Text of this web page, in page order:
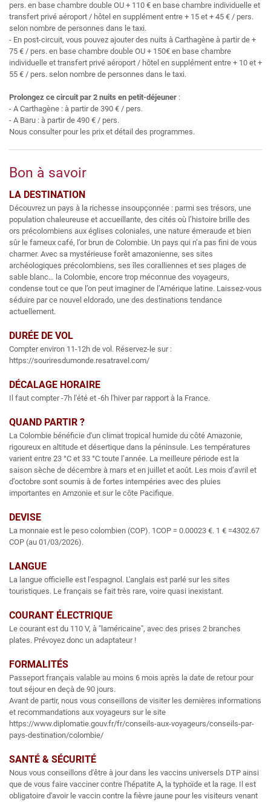
pers. en base chambre double OU + 110 € en base chambre individuelle et
transfert privé aéroport / hôtel en supplément entre + 15 et + 45 € / pers.
selon nombre de personnes dans le taxi.
- En post-circuit, vous pouvez ajouter des nuits à Carthagène à partir de +
75 € / pers. en base chambre double OU + 150€ en base chambre
individuelle et transfert privé aéroport / hôtel en supplément entre + 10 et +
55 € / pers. selon nombre de personnes dans le taxi.
Prolongez ce circuit par 2 nuits en petit-déjeuner :
- A Carthagène : à partir de 390 € / pers.
- A Baru : à partir de 490 € / pers.
Nous consulter pour les prix et détail des programmes.
Bon à savoir
LA DESTINATION
Découvrez un pays à la richesse insoupçonnée : parmi ses trésors, une
population chaleureuse et accueillante, des cités où l’histoire brille des
ors précolombiens aux églises coloniales, une nature émeraude et bien
sûr le fameux café, l’or brun de Colombie. Un pays qui n’a pas fini de vous
charmer. Avec sa mystérieuse forêt amazonienne, ses sites
archéologiques précolombiens, ses îles coralliennes et ses plages de
sable blanc… la Colombie, encore trop méconnue des voyageurs,
condense tout ce que l’on peut imaginer de l’Amérique latine. Laissez-vous
séduire par ce nouvel eldorado, une des destinations tendance
actuellement.
DURÉE DE VOL
Compter environ 11-12h de vol. Réservez-le sur :
https://souriresdumonde.resatravel.com/
DÉCALAGE HORAIRE
Il faut compter -7h l'été et -6h l'hiver par rapport à la France.
QUAND PARTIR ?
La Colombie bénéficie d'un climat tropical humide du côté Amazonie,
rigoureux en altitude et désertique dans la péninsule. Les températures
varient entre 23 °C et 33 °C toute l’année. La meilleure période est la
saison sèche de décembre à mars et en juillet et août. Les mois d’avril et
d’octobre sont soumis à de fortes intempéries avec des pluies
importantes en Amzonie et sur le côte Pacifique.
DEVISE
La monnaie est le peso colombien (COP). 1COP = 0.00023 €. 1 € =4302.67
COP (au 01/03/2026).
LANGUE
La langue officielle est l'espagnol. L'anglais est parlé sur les sites
touristiques. Le français se fait très rare, voire quasi inexistant.
COURANT ÉLECTRIQUE
Le courant est du 110 V, à "laméricaine", avec des prises 2 branches
plates. Prévoyez donc un adaptateur !
FORMALITÉS
Passeport français valable au moins 6 mois après la date de retour pour
tout séjour en deçà de 90 jours.
Avant de partir, nous vous conseillons de visiter les dernières informations
et recommandations aux voyageurs sur le site
https://www.diplomatie.gouv.fr/fr/conseils-aux-voyageurs/conseils-par-
pays-destination/colombie/
SANTÉ & SÉCURITÉ
Nous vous conseillons d'être à jour dans les vaccins universels DTP ainsi
que de vous faire vacciner contre l'hépatite A, la typhoïde et la rage. Il est
obligatoire d'avoir le vaccin contre la fièvre jaune pour les visiteurs venant